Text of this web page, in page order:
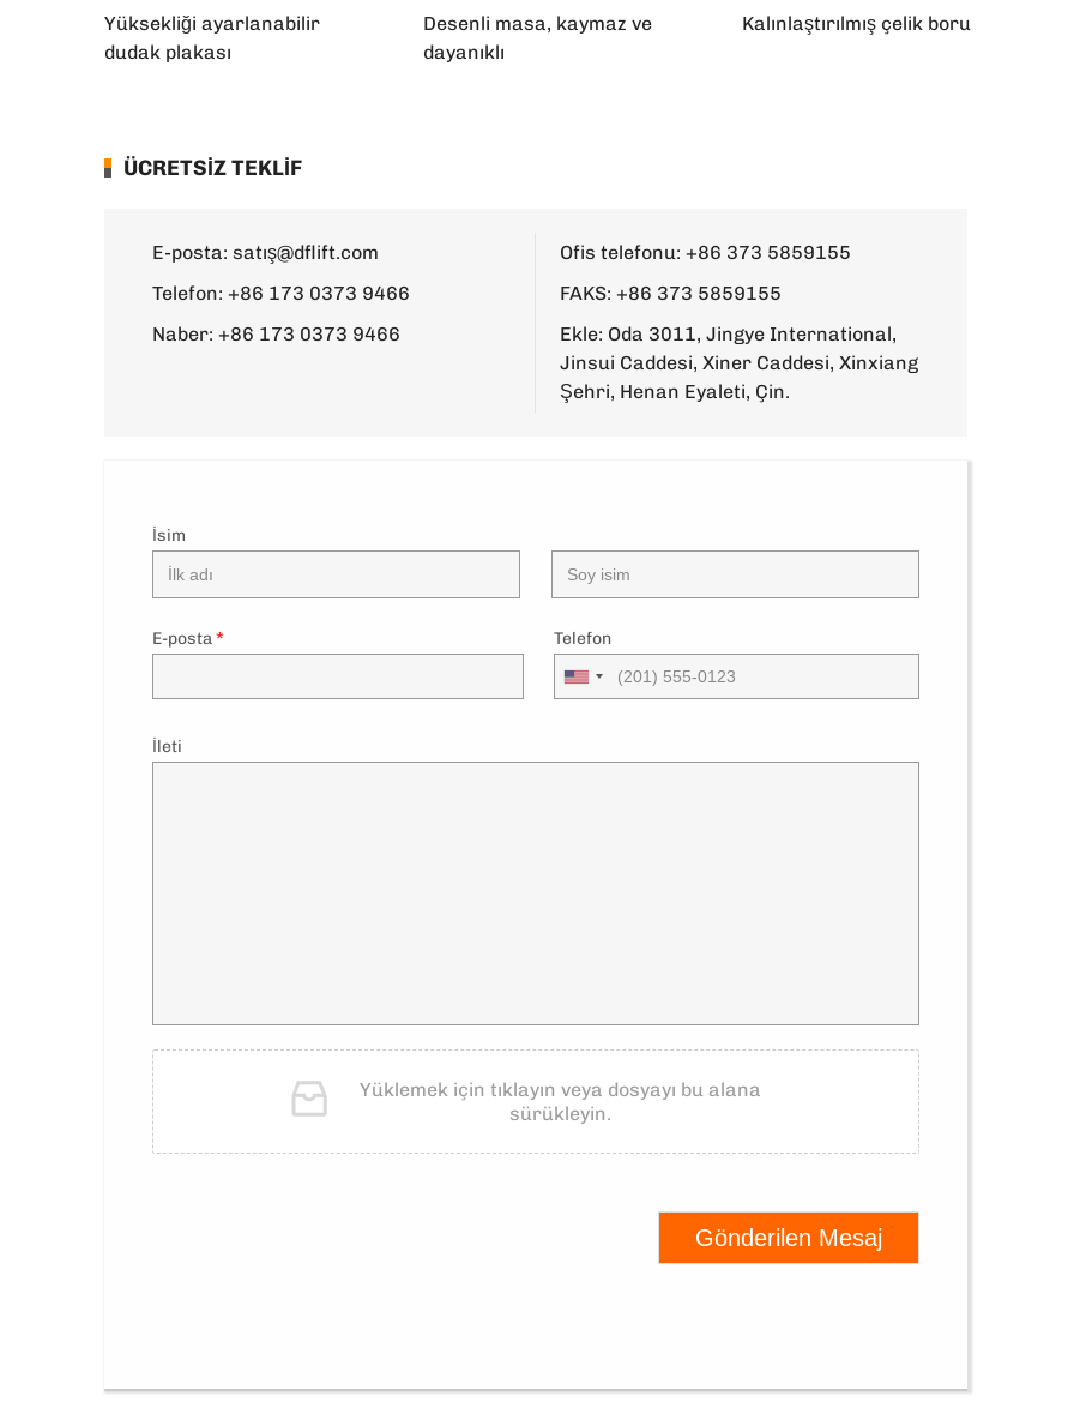
Yüksekliği ayarlanabilir
dudak plakası
Desenli masa, kaymaz ve
dayanıklı
Kalınlaştırılmış çelik boru
ÜCRETSİZ TEKLİF
E-posta: satış@dflift.com Ofis telefonu: +86 373 5859155
Telefon: +86 173 0373 9466
FAKS: +86 373 5859155
Naber: +86 173 0373 9466
Ekle: Oda 3011, Jingye International,
Jinsui Caddesi, Xiner Caddesi, Xinxiang
Şehri, Henan Eyaleti, Çin.
İsim
E-posta* Telefon
İleti
Yüklemek için tıklayın veya dosyayı bu alana
sürükleyin.
Gönderilen Mesaj